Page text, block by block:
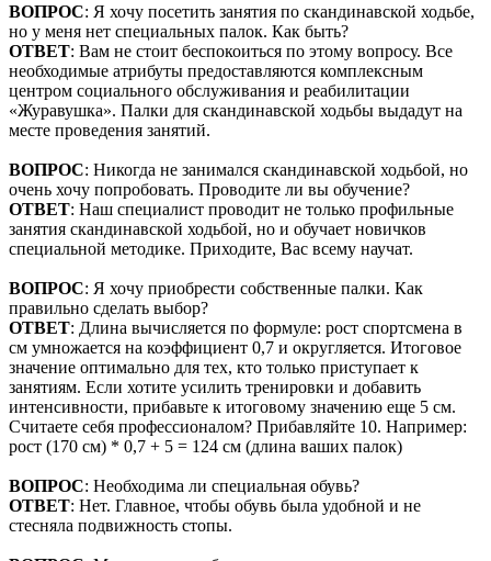
ВОПРОС: Я хочу посетить занятия по скандинавской ходьбе,
но у меня нет специальных палок. Как быть?
ОТВЕТ: Вам не стоит беспокоиться по этому вопросу. Все
необходимые атрибуты предоставляются комплексным
центром социального обслуживания и реабилитации
«Журавушка». Палки для скандинавской ходьбы выдадут на
месте проведения занятий.
ВОПРОС: Никогда не занимался скандинавской ходьбой, но
очень хочу попробовать. Проводите ли вы обучение?
ОТВЕТ: Наш специалист проводит не только профильные
занятия скандинавской ходьбой, но и обучает новичков
специальной методике. Приходите, Вас всему научат.
ВОПРОС: Я хочу приобрести собственные палки. Как
правильно сделать выбор?
ОТВЕТ: Длина вычисляется по формуле: рост спортсмена в
см умножается на коэффициент 0,7 и округляется. Итоговое
значение оптимально для тех, кто только приступает к
занятиям. Если хотите усилить тренировки и добавить
интенсивности, прибавьте к итоговому значению еще 5 см.
Считаете себя профессионалом? Прибавляйте 10. Например:
рост (170 см) * 0,7 + 5 = 124 см (длина ваших палок)
ВОПРОС: Необходима ли специальная обувь?
ОТВЕТ: Нет. Главное, чтобы обувь была удобной и не
стесняла подвижность стопы.